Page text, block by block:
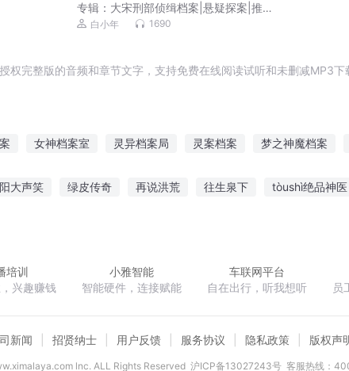
专辑： 大宋刑部侦缉档案|悬疑探案|推理
烧脑|女仵作|女法医|宋伊作品
白小年 1690
完整版的音频和章节文字，支持免费在线阅读试听和未删减MP3下
女神档案室 灵异档案局 灵案档案 梦之神魔档案
大声笑 绿皮传奇 再说洪荒 往生泉下 tòushì绝品神医
培训
兴趣赚钱
小雅智能
智能硬件，连接赋能
车联网平台
自在出行，听我想听
员
新闻 招贤纳士 用户反馈 服务协议 隐私政策 版权声
lnc. ALL Rights Reserved 沪ICP备13027243号 客服热线：